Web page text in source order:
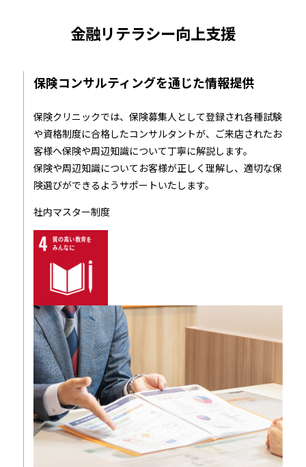
金融リテラシー向上支援
保険コンサルティングを通じた情報提供
保険クリニックでは、保険募集人として登録され各種試験
や資格制度に合格したコンサルタントが、ご来店されたお
客様へ保険や周辺知識について丁寧に解説します。
保険や周辺知識についてお客様が正しく理解し、適切な保
険選びができるようサポートいたします。
社内マスター制度